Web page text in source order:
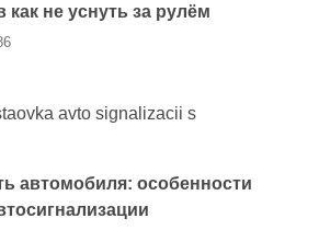
как не уснуть за рулём
автомобиля: особенности